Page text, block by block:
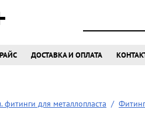
ДОСТАВКА И ОПЛАТА
фитинги для металлопласта /